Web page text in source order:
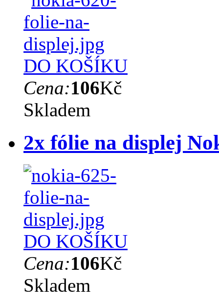
DO KOŠÍKU
Cena:106Kč
Skladem
2x fólie na displej
DO KOŠÍKU
Cena:106Kč
Skladem